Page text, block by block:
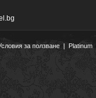
за ползване | Platinum